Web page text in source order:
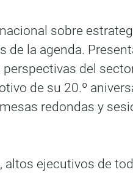
sobre
de la agenda.
perspectivas del
de su 20.º
redondas y
altos ejecutivos de